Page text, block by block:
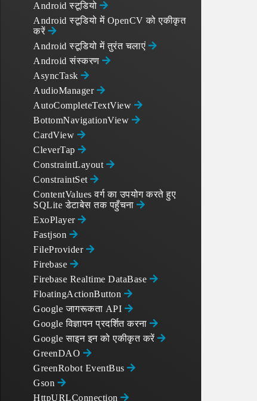
Android स्टूडियो
Android स्टूडियो में OpenCV को एकीकृत
करें
Android स्टूडियो में तुरंत चलाएं
Android संस्करण
AsyncTask
AudioManager
AutoCompleteTextView
BottomNavigationView
CardView
CleverTap
ConstraintLayout
ConstraintSet
ContentValues वर्ग का उपयोग करते हुए
SQLite डेटाबेस तक पहुँचना
ExoPlayer
Fastjson
FileProvider
Firebase
Firebase Realtime DataBase
FloatingActionButton
Google जागरूकता API
Google विज्ञापन प्रदर्शित करना
Google साइन इन को एकीकृत करें
GreenDAO
GreenRobot EventBus
Gson
HttpURLConnection